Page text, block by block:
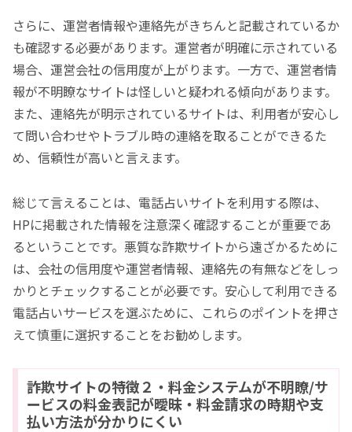
さらに、運営者情報や連絡先がきちんと記載されているか
も確認する必要があります。運営者が明確に示されている
場合、運営会社の信用度が上がります。一方で、運営者情
報が不明瞭なサイトは怪しいと疑われる傾向があります。
また、連絡先が明示されているサイトは、利用者が安心し
て問い合わせやトラブル時の連絡を取ることができるた
め、信頼性が高いと言えます。
総じて言えることは、電話占いサイトを利用する際は、
HPに掲載された情報を注意深く確認することが重要であ
るということです。悪質な詐欺サイトから遠ざかるために
は、会社の信用度や運営者情報、連絡先の有無などをしっ
かりとチェックすることが必要です。安心して利用できる
電話占いサービスを選ぶために、これらのポイントを押さ
えて慎重に選択することをお勧めします。
詐欺サイトの特徴２・料金システムが不明瞭/サ
ービスの料金表記が曖昧・料金請求の時期や支
払い方法が分かりにくい